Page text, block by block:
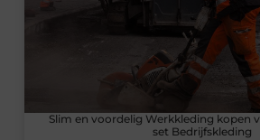
Slim en voordelig Werkkleding kopen
set Bedrijfskleding